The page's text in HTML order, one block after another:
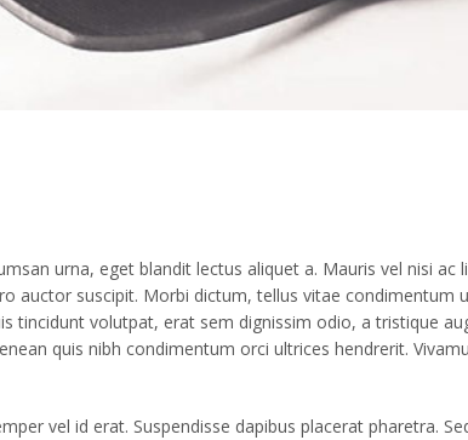
urna, eget blandit lectus aliquet a. Mauris vel nisi ac
auctor suscipit. Morbi dictum, tellus vitae condimentum
volutpat, erat sem dignissim odio, a tristique
quis nibh condimentum orci ultrices hendrerit.
vel id erat. Suspendisse dapibus placerat pharetra.